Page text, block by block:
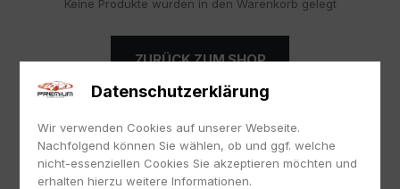
Keine Produkte wurden in den Warenkorb gelegt
ZURÜCK ZUM SHOP
Sofort Lieferbar
Datenschutzerklärung
Wir verwenden Cookies auf unserer Webseite.
Nachfolgend können Sie wählen, ob und ggf. welche
nicht-essenziellen Cookies Sie akzeptieren möchten und
erhalten hierzu weitere Informationen.